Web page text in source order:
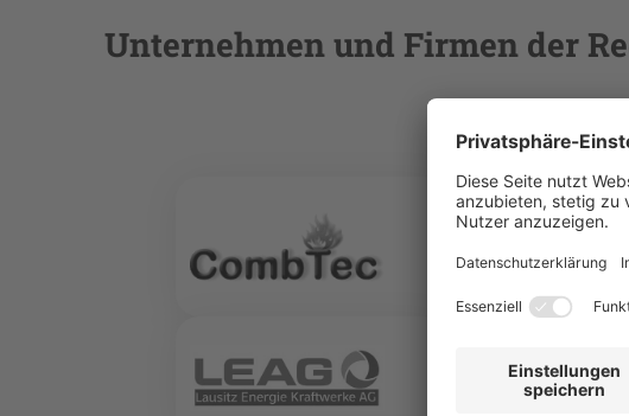
Unternehmen und Firmen der